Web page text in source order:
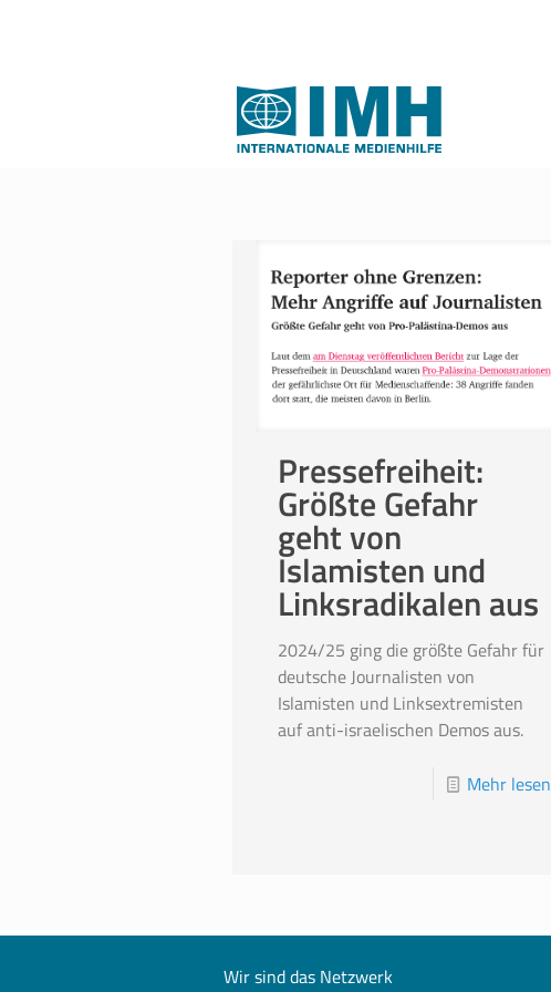
Pressefreiheit:
Größte Gefahr
geht von
Islamisten und
Linksradikalen aus
2024/25 ging die größte Gefahr für
deutsche Journalisten von
Islamisten und Linksextremisten
auf anti-israelischen Demos aus.
Mehr lesen
Wir sind das Netzwerk